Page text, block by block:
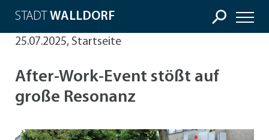
STADT WALLDORF
25.07.2025, Startseite
After-Work-Event stößt auf
große Resonanz